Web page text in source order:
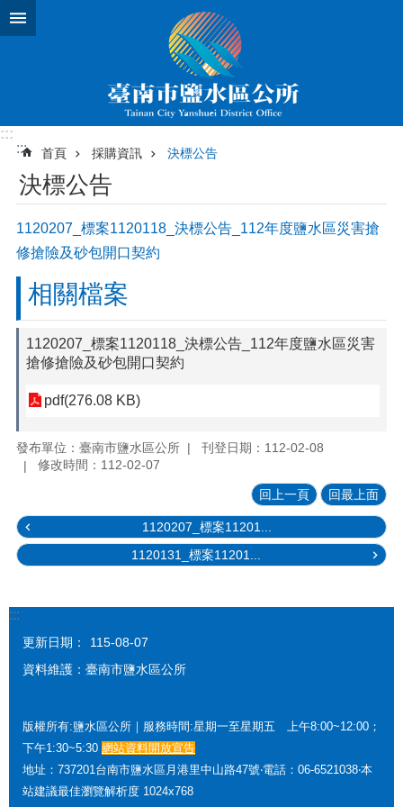
跳到主要內容區塊
:::
:::
首頁 採購資訊 決標公告
決標公告
1120207_標案1120118_決標公告_112年度鹽水區災害搶
修搶險及砂包開口契約
相關檔案
1120207_標案1120118_決標公告_112年度鹽水區災害
搶修搶險及砂包開口契約
pdf(276.08 KB)
發布單位：臺南市鹽水區公所
刊登日期：112-02-08
修改時間：112-02-07
回上一頁 回最上面
1120207_標案11201...
1120131_標案11201...
:::
更新日期：
115-08-07
資料維護：臺南市鹽水區公所
版權所有:鹽水區公所｜服務時間:星期一至星期五 上午8:00~12:00；
下午1:30~5:30 網站資料開放宣告
地址：737201台南市鹽水區月港里中山路47號‧電話：06-6521038‧本
站建議最佳瀏覽解析度 1024x768